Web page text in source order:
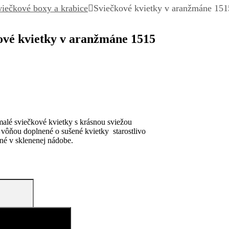
boxy a krabice Sviečkové kvietky v aranžmáne
kvietky v aranžmáne 1515
sviečkové kvietky s krásnou sviežou
doplnené o sušené kvietky starostlivo
v sklenenej nádobe.